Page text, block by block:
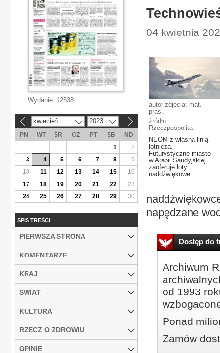
04 kwietnia
autor zdjęcia: mat.
pras.
źródło:
Rzeczpospolita
NEOM z własną linią
lotniczą.
Futurystyczne miasto
w Arabii Saudyjskiej
zaoferuje loty
naddźwiękowe
napędzane
Dostęp do
Archiwum
od 1993
Ponad
Zamów
Wydanie: 12538
kwiecień 2023
PN WT ŚR CZ PT SB
ND
1
2
3
4 5 6 7 8
9
10
11 12 13 14 15
16
17
18 19 20 21 22
23
24
25 26 27 28 29 30
SPIS TREŚCI
PIERWSZA STRONA
KOMENTARZE
KRAJ
ŚWIAT
KULTURA
RZECZ O ZDROWIU
OPINIE